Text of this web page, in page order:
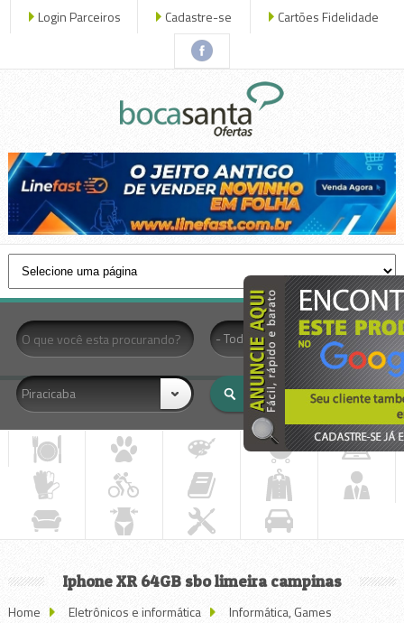
Login Parceiros Cadastre-se Cartões Fidelidade
- Todas as Categorias -
Piracicaba
Iphone XR 64GB sbo limeira campinas
Home
Eletrônicos e informática Informática, Games